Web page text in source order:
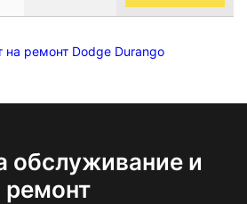
на ремонт Dodge Durango
обслуживание и
ремонт